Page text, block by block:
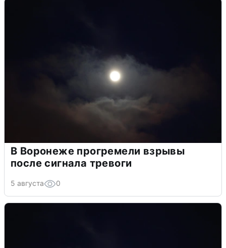
В Воронеже прогремели взрывы
после сигнала тревоги
5 августа 0